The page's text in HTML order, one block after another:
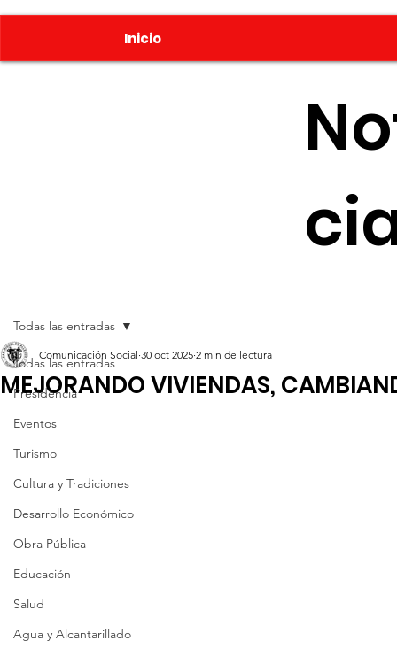
Todas las entradas
Presidencia
Eventos
Turismo
Cultura y Tradiciones
Desarrollo Económico
Obra Pública
Educación
Salud
Agua y Alcantarillado
Todas las entradas
MEJORANDO VIVIENDAS,
Comunicación Social 30 oct 2025 2 min de lectura
Inicio